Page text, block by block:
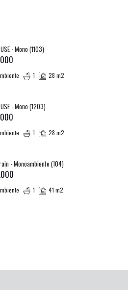
- Mono (1103)
1 28 m2
- Mono (1203)
1 28 m2
- Monoambiente (104)
1 41 m2